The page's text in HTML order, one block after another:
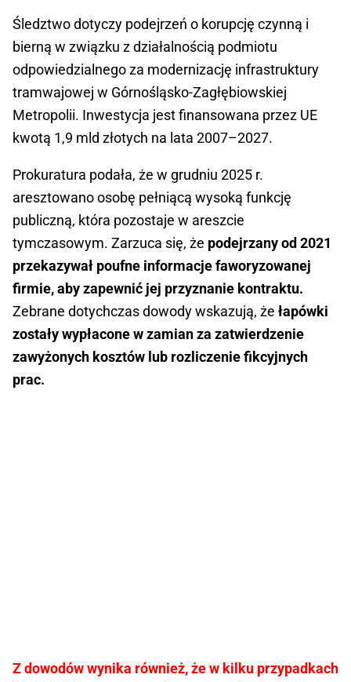
Śledztwo dotyczy podejrzeń o korupcję czynną i
bierną w związku z działalnością podmiotu
odpowiedzialnego za modernizację infrastruktury
tramwajowej w Górnośląsko-Zagłębiowskiej
Metropolii. Inwestycja jest finansowana przez UE
kwotą 1,9 mld złotych na lata 2007–2027.
Prokuratura podała, że w grudniu 2025 r.
aresztowano osobę pełniącą wysoką funkcję
publiczną, która pozostaje w areszcie
tymczasowym. Zarzuca się, że podejrzany od 2021
przekazywał poufne informacje faworyzowanej
firmie, aby zapewnić jej przyznanie kontraktu.
Zebrane dotychczas dowody wskazują, że łapówki
zostały wypłacone w zamian za zatwierdzenie
zawyżonych kosztów lub rozliczenie fikcyjnych
prac.
Z dowodów wynika również, że w kilku przypadkach